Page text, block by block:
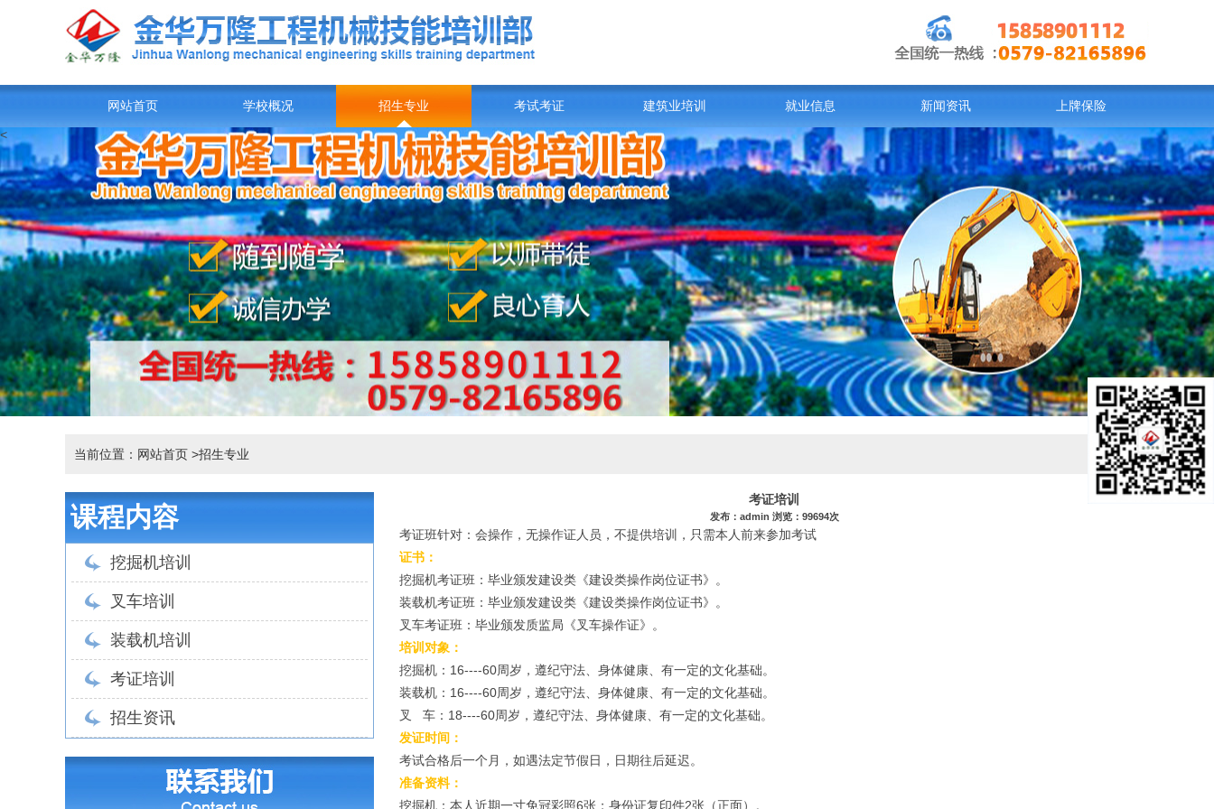
网站首页 学校概况 招生专业 考试考证 建筑业培训 就业信息 新闻资讯 上牌保险
<
当前位置：网站首页 >招生专业
课程内容
挖掘机培训
叉车培训
装载机培训
考证培训
招生资讯
考证培训
发布：admin 浏览：99694次
考证班针对：会操作，无操作证人员，不提供培训，只需本人前来参加考试
证书：
挖掘机考证班：毕业颁发建设类《建设类操作岗位证书》。
装载机考证班：毕业颁发建设类《建设类操作岗位证书》。
叉车考证班：毕业颁发质监局《叉车操作证》。
培训对象：
挖掘机：16----60周岁，遵纪守法、身体健康、有一定的文化基础。
装载机：16----60周岁，遵纪守法、身体健康、有一定的文化基础。
叉 车：18----60周岁，遵纪守法、身体健康、有一定的文化基础。
发证时间：
考试合格后一个月，如遇法定节假日，日期往后延迟。
准备资料：
挖掘机：本人近期一寸免冠彩照6张；身份证复印件2张（正面）。